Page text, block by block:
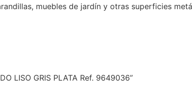
muebles de jardín y otras superficies
LISO GRIS PLATA Ref. 9649036”